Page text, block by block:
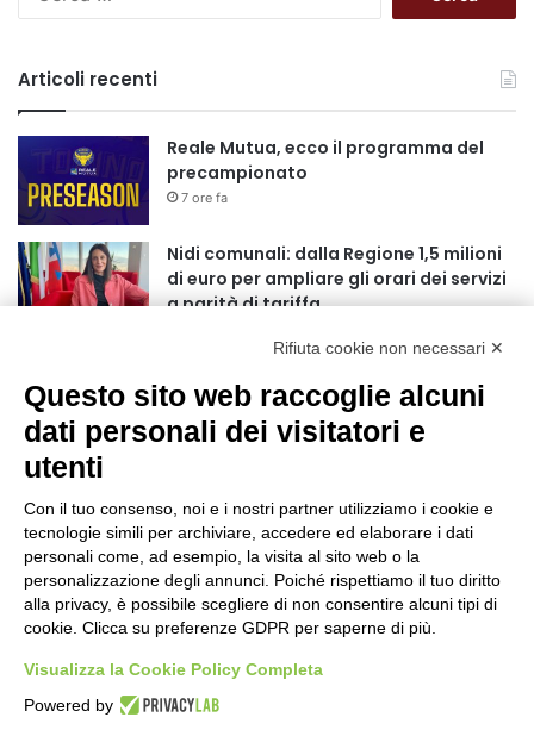
c
p
Articoli recenti
Reale Mutua, ecco il programma del
precampionato
7 ore fa
Nidi comunali: dalla Regione 1,5 milioni
di euro per ampliare gli orari dei servizi
a parità di tariffa
collegamenti verso la collina
11 ore fa
agosto apre la strada al Grande
Ferragosto
11 ore fa
Un nuovo modello di IA stima il volume
dei ghiacciai del pianeta
12 ore fa
Al San Luigi Gonzaga restituita la vista
a un occhio senza più speranze
Rifiuta cookie non necessari ✕
Questo sito web raccoglie alcuni
dati personali dei visitatori e
utenti
Con il tuo consenso, noi e i nostri partner utilizziamo i cookie e
tecnologie simili per archiviare, accedere ed elaborare i dati
personali come, ad esempio, la visita al sito web o la
personalizzazione degli annunci. Poiché rispettiamo il tuo diritto
alla privacy, è possibile scegliere di non consentire alcuni tipi di
cookie. Clicca su preferenze GDPR per saperne di più.
Visualizza la Cookie Policy Completa
Powered by